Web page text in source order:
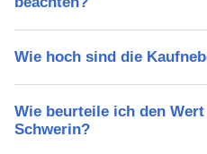
Wie hoch sind die
Wie beurteile ich den
Schwerin?